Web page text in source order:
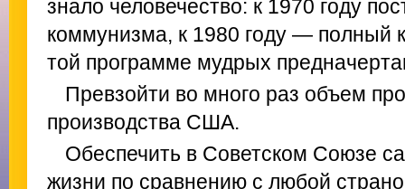
знало человечество: к 1970 году
коммунизма, к 1980 году — полный
той программе мудрых
Превзойти во много раз объем
производства США.
Обеспечить в Советском Союзе
жизни по сравнению с любой